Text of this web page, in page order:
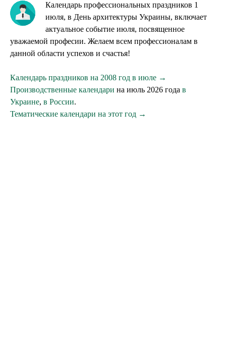
Календарь профессиональных праздников 1
июля, в День архитектуры Украины, включает
актуальное событие июля, посвященное
уважаемой професии. Желаем всем профессионалам в
данной области успехов и счастья!
Календарь праздников на 2008 год в июле →
Производственные календари на июль 2026 года в
Украине, в России.
Тематические календари на этот год →